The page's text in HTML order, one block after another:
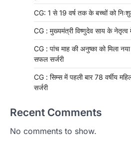
CG: 1 से 19 वर्ष तक के बच्चों को
CG : मुख्यमंत्री विष्णुदेव साय के नेतृत्व
CG : पांच माह की अनुष्का को मिला
सफल सर्जरी
CG : सिम्स में पहली बार 78 वर्षीय
सर्जरी
Recent Comments
No comments to show.